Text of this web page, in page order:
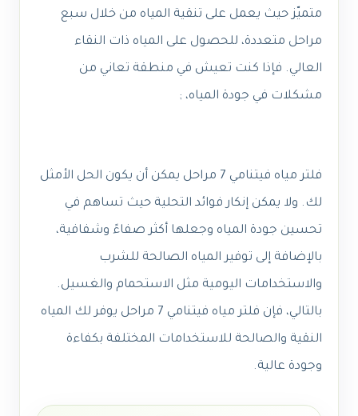
متميّز حيث يعمل على تنقية المياه من خلال سبع
مراحل متعددة، للحصول على المياه ذات النقاء
العالي. فإذا كنت تعيش في منطقة تعاني من
مشكلات في جودة المياه، ;
فلتر مياه فيتنامي 7 مراحل يمكن أن يكون الحل الأمثل
لك. ولا يمكن إنكار فوائد التحلية حيث تساهم في
تحسين جودة المياه وجعلها أكثر صفاءً وشفافية،
بالإضافة إلى توفير المياه الصالحة للشرب
والاستخدامات اليومية مثل الاستحمام والغسيل.
بالتالي، فإن فلتر مياه فيتنامي 7 مراحل يوفر لك المياه
النقية والصالحة للاستخدامات المختلفة بكفاءة
وجودة عالية.